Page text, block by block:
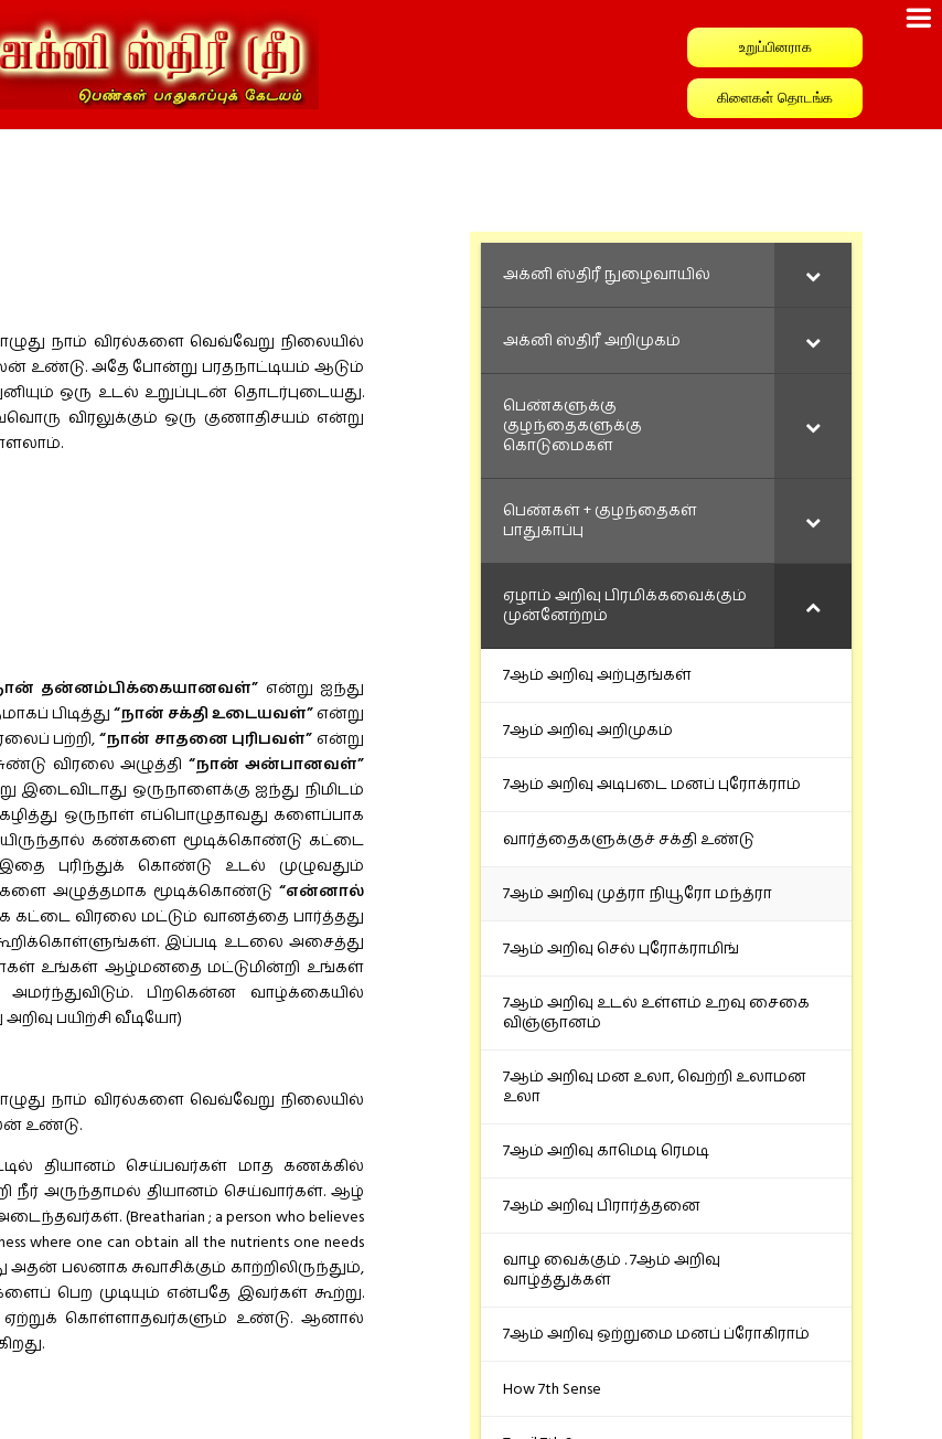
உறுப்பினராக
கிளைகள் தொடங்க
நாம் விரல்களை வெவ்வேறு நிலையில்
உண்டு. அதே போன்று பரதநாட்டியம் ஆடும்
ஒரு உடல் உறுப்புடன் தொடர்புடையது.
விரலுக்கும் ஒரு குணாதிசயம் என்று
தன்னம்பிக்கையானவள்” என்று ஐந்து
பிடித்து “நான் சக்தி உடையவள்”என்று
பற்றி,“நான் சாதனை புரிபவள்” என்று
விரலை அழுத்தி “நான் அன்பானவள்”
ஒருநாளைக்கு ஐந்து நிமிடம்
ஒருநாள் எப்பொழுதாவது களைப்பாக
கண்களை மூடிக்கொண்டு கட்டை
புரிந்துக் கொண்டு உடல் முழுவதும்
அழுத்தமாக மூடிக்கொண்டு “என்னால்
கட்டை விரலை மட்டும் வானத்தை பார்த்தது
இப்படி உடலை அசைத்து
உங்கள் ஆழ்மனதை மட்டுமின்றி உங்கள்
பிறகென்ன வாழ்க்கையில்
பயிற்சி வீடியோ)
நாம் விரல்களை வெவ்வேறு நிலையில்
உண்டு.
தியானம் செய்பவர்கள் மாத கணக்கில்
நீர் அருந்தாமல் தியானம் செய்வார்கள். ஆழ்
(Breatharian ; a person who believes
where one can obtain all the nutrients one needs
அதன் பலனாக சுவாசிக்கும் காற்றிலிருந்தும்,
பெற முடியும் என்பதே இவர்கள் கூற்று.
ஏற்றுக் கொள்ளாதவர்களும் உண்டு. ஆனால்
அக்னி ஸ்திரீ நுழைவாயில்
அக்னி ஸ்திரீ அறிமுகம்
பெண்களுக்கு
குழந்தைகளுக்கு
கொடுமைகள்
பெண்கள் + குழந்தைகள்
பாதுகாப்பு
ஏழாம் அறிவு பிரமிக்கவைக்கும்
முன்னேற்றம்
7ஆம் அறிவு அற்புதங்கள்
7ஆம் அறிவு அறிமுகம்
7ஆம் அறிவு அடிபடை மனப் புரோக்ராம்
வார்த்தைகளுக்குச் சக்தி உண்டு
7ஆம் அறிவு முத்ரா நியூரோ மந்த்ரா
7ஆம் அறிவு செல் புரோக்ராமிங்
7ஆம் அறிவு உடல் உள்ளம் உறவு சைகை
விஞ்ஞானம்
7ஆம் அறிவு மன உலா, வெற்றி உலாமன
உலா
7ஆம் அறிவு காமெடி ரெமடி
7ஆம் அறிவு பிரார்த்தனை
வாழ வைக்கும் . 7ஆம் அறிவு
வாழ்த்துக்கள்
7ஆம் அறிவு ஒற்றுமை மனப் ப்ரோகிராம்
How 7th Sense